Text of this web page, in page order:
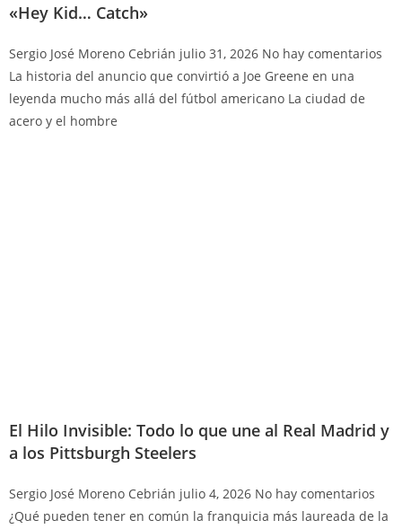
«Hey Kid… Catch»
Sergio José Moreno Cebrián julio 31, 2026 No hay comentarios
La historia del anuncio que convirtió a Joe Greene en una
leyenda mucho más allá del fútbol americano La ciudad de
acero y el hombre
El Hilo Invisible: Todo lo que une al Real Madrid y
a los Pittsburgh Steelers
Sergio José Moreno Cebrián julio 4, 2026 No hay comentarios
¿Qué pueden tener en común la franquicia más laureada de la